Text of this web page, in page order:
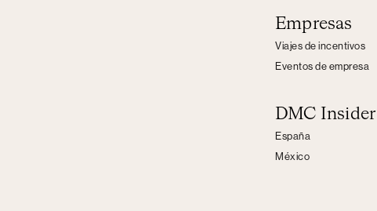
Empresas
Viajes de incentivos
Eventos de empresa
DMC Insider
España
México